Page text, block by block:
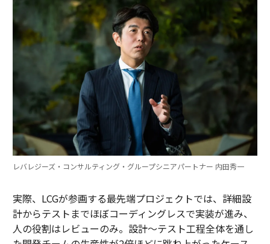
レバレジーズ・コンサルティング・グループシニアパートナー 内田秀一
実際、LCGが参画する最先端プロジェクトでは、詳細設
計からテストまでほぼコーディングレスで実装が進み、
人の役割はレビューのみ。設計～テスト工程全体を通し